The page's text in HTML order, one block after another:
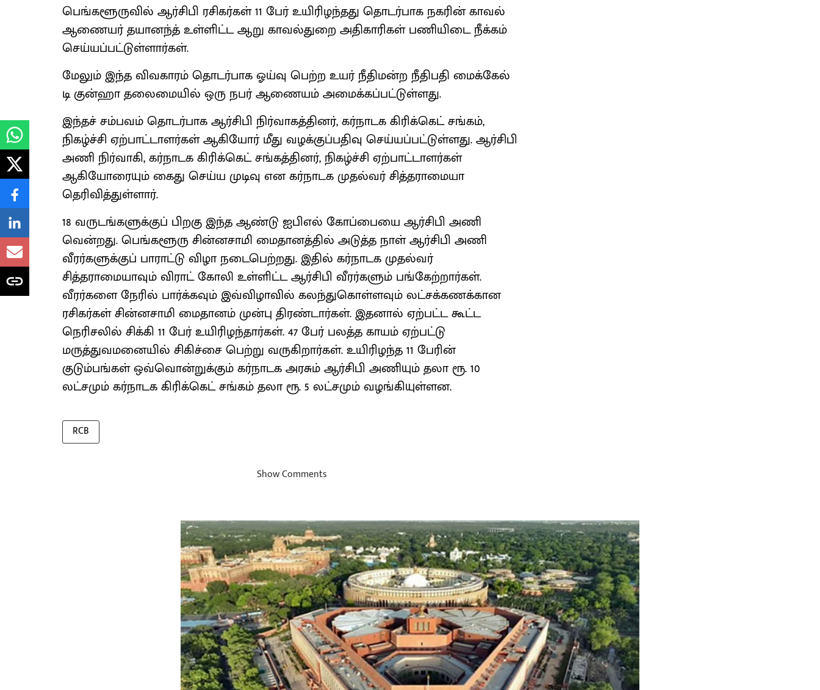
பெங்களூருவில் ஆர்சிபி ரசிகர்கள் 11 பேர் உயிரிழந்தது தொடர்பாக நகரின் காவல்
ஆணையர் தயானந்த் உள்ளிட்ட ஆறு காவல்துறை அதிகாரிகள் பணியிடை நீக்கம்
செய்யப்பட்டுள்ளார்கள்.
மேலும் இந்த விவகாரம் தொடர்பாக ஓய்வு பெற்ற உயர் நீதிமன்ற நீதிபதி மைக்கேல்
டி குன்ஹா தலைமையில் ஒரு நபர் ஆணையம் அமைக்கப்பட்டுள்ளது.
இந்தச் சம்பவம் தொடர்பாக ஆர்சிபி நிர்வாகத்தினர், கர்நாடக கிரிக்கெட் சங்கம்,
நிகழ்ச்சி ஏற்பாட்டாளர்கள் ஆகியோர் மீது வழக்குப்பதிவு செய்யப்பட்டுள்ளது. ஆர்சிபி
அணி நிர்வாகி, கர்நாடக கிரிக்கெட் சங்கத்தினர், நிகழ்ச்சி ஏற்பாட்டாளர்கள்
ஆகியோரையும் கைது செய்ய முடிவு என கர்நாடக முதல்வர் சித்தராமையா
தெரிவித்துள்ளார்.
18 வருடங்களுக்குப் பிறகு இந்த ஆண்டு ஐபிஎல் கோப்பையை ஆர்சிபி அணி
வென்றது. பெங்களூரு சின்னசாமி மைதானத்தில் அடுத்த நாள் ஆர்சிபி அணி
வீரர்களுக்குப் பாராட்டு விழா நடைபெற்றது. இதில் கர்நாடக முதல்வர்
சித்தராமையாவும் விராட் கோலி உள்ளிட்ட ஆர்சிபி வீரர்களும் பங்கேற்றார்கள்.
வீரர்களை நேரில் பார்க்கவும் இவ்விழாவில் கலந்துகொள்ளவும் லட்சக்கணக்கான
ரசிகர்கள் சின்னசாமி மைதானம் முன்பு திரண்டார்கள். இதனால் ஏற்பட்ட கூட்ட
நெரிசலில் சிக்கி 11 பேர் உயிரிழந்தார்கள். 47 பேர் பலத்த காயம் ஏற்பட்டு
மருத்துவமனையில் சிகிச்சை பெற்று வருகிறார்கள். உயிரிழந்த 11 பேரின்
குடும்பங்கள் ஒவ்வொன்றுக்கும் கர்நாடக அரசும் ஆர்சிபி அணியும் தலா ரூ. 10
லட்சமும் கர்நாடக கிரிக்கெட் சங்கம் தலா ரூ. 5 லட்சமும் வழங்கியுள்ளன.
RCB
Show Comments